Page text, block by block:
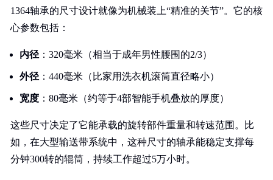
1364轴承的尺寸设计就像为机械装上“精准的关节”。它的核
心参数包括：
内径 ：320毫米（相当于成年男性腰围的2/3）
外径 ：440毫米（比家用洗衣机滚筒直径略小）
宽度 ：80毫米（约等于4部智能手机叠放的厚度）
这些尺寸决定了它能承载的旋转部件重量和转速范围。比
如，在大型输送带系统中，这种尺寸的轴承能稳定支撑每
分钟300转的辊筒，持续工作超过5万小时。